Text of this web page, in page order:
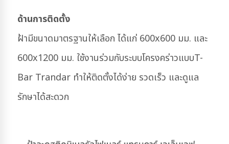
ด้านการติดตั้ง
ฝ้ามีขนาดมาตรฐานให้เลือก ได้แก่ 600x600 มม. และ
600x1200 มม. ใช้งานร่วมกับระบบโครงคร่าวแบบT-
Bar Trandar ทำให้ติดตั้งได้ง่าย รวดเร็ว และดูแล
รักษาได้สะดวก